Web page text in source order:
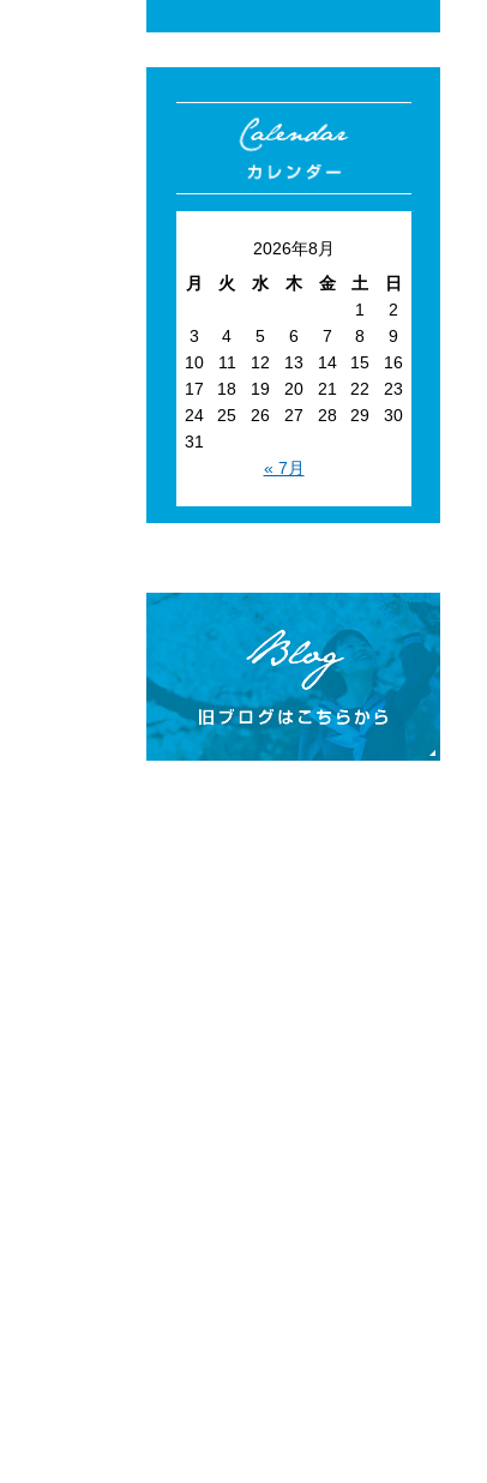
2026年8月
月
火 水 木 金 土
日
1
2
3
4 5 6 7 8
9
10
11 12 13 14 15
16
17
18 19 20 21 22
23
24
25 26 27 28 29
30
31
« 7月